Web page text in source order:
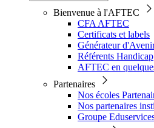
Bienvenue à l'AFTEC
CFA AFTEC
Certificats et labels
Générateur
Référents Handicap
AFTEC en
Partenaires
Nos écoles
Nos partenaires
Groupe